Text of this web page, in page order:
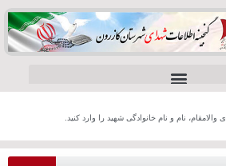
نام و نام خانوادگی شهید را وارد کنید.